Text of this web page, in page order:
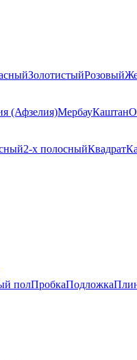
ЗолотистыйРозовый
(Афзелия)МербауКаштан
2-х полосныйКвадрат
полПробкаПодложка